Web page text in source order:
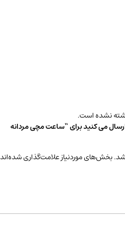
نشده است.
می کنید برای “ساعت مچی مردانه
بخش‌های موردنیاز علامت‌گذاری شده‌اند